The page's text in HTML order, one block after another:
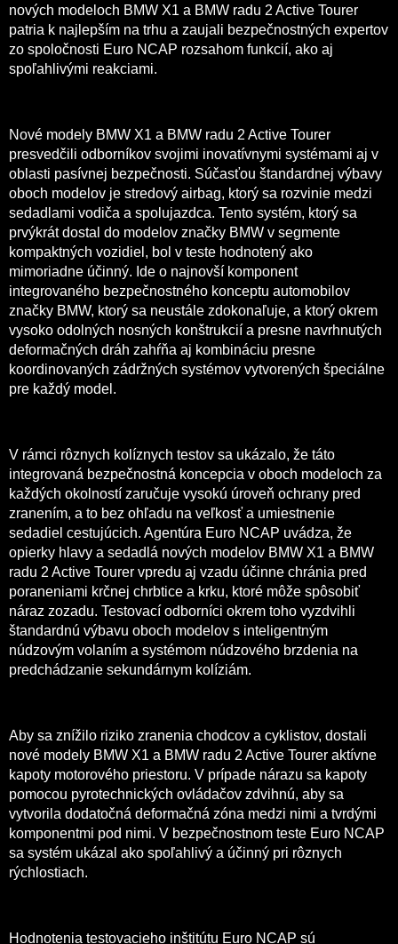
nových modeloch BMW X1 a BMW radu 2 Active Tourer
patria k najlepším na trhu a zaujali bezpečnostných expertov
zo spoločnosti Euro NCAP rozsahom funkcií, ako aj
spoľahlivými reakciami.
Nové modely BMW X1 a BMW radu 2 Active Tourer
presvedčili odborníkov svojimi inovatívnymi systémami aj v
oblasti pasívnej bezpečnosti. Súčasťou štandardnej výbavy
oboch modelov je stredový airbag, ktorý sa rozvinie medzi
sedadlami vodiča a spolujazdca. Tento systém, ktorý sa
prvýkrát dostal do modelov značky BMW v segmente
kompaktných vozidiel, bol v teste hodnotený ako
mimoriadne účinný. Ide o najnovší komponent
integrovaného bezpečnostného konceptu automobilov
značky BMW, ktorý sa neustále zdokonaľuje, a ktorý okrem
vysoko odolných nosných konštrukcií a presne navrhnutých
deformačných dráh zahŕňa aj kombináciu presne
koordinovaných zádržných systémov vytvorených špeciálne
pre každý model.
V rámci rôznych kolíznych testov sa ukázalo, že táto
integrovaná bezpečnostná koncepcia v oboch modeloch za
každých okolností zaručuje vysokú úroveň ochrany pred
zranením, a to bez ohľadu na veľkosť a umiestnenie
sedadiel cestujúcich. Agentúra Euro NCAP uvádza, že
opierky hlavy a sedadlá nových modelov BMW X1 a BMW
radu 2 Active Tourer vpredu aj vzadu účinne chránia pred
poraneniami krčnej chrbtice a krku, ktoré môže spôsobiť
náraz zozadu. Testovací odborníci okrem toho vyzdvihli
štandardnú výbavu oboch modelov s inteligentným
núdzovým volaním a systémom núdzového brzdenia na
predchádzanie sekundárnym kolíziám.
Aby sa znížilo riziko zranenia chodcov a cyklistov, dostali
nové modely BMW X1 a BMW radu 2 Active Tourer aktívne
kapoty motorového priestoru. V prípade nárazu sa kapoty
pomocou pyrotechnických ovládačov zdvihnú, aby sa
vytvorila dodatočná deformačná zóna medzi nimi a tvrdými
komponentmi pod nimi. V bezpečnostnom teste Euro NCAP
sa systém ukázal ako spoľahlivý a účinný pri rôznych
rýchlostiach.
Hodnotenia testovacieho inštitútu Euro NCAP sú